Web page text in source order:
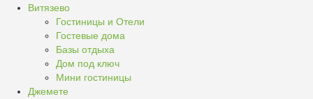
Витязево
Гостиницы и Отели
Гостевые дома
Базы отдыха
Дом под ключ
Мини гостиницы
Джемете